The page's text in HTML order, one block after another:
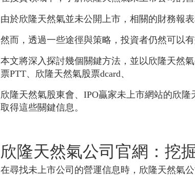
由於欣隆天然氣並未公開上市，相關的財務報
然而，透過一些途徑與策略，投資者仍然可以
本文將深入探討幾個關鍵方法，並以欣隆天然
票PTT、欣隆天然氣股票dcard、
欣隆天然氣股東會、IPO贏家未上市網站的欣
取得這些關鍵信息。
欣隆天然氣公司官網：挖
在尋找未上市公司的營運信息時，欣隆天然氣